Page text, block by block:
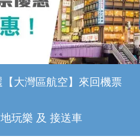
【大灣區航空】來回機票
玩樂 及 接送車